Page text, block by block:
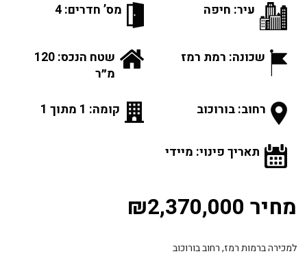
עיר: חיפה מס’ חדרים: 4
שכונה: רמת רמז
שטח הנכס: 120
מ״ר
רחוב: בורוכוב קומה: 1 מתוך 1
תאריך פינוי: מיידי
מחיר ₪2,370,000
למכירה ברמות רמז, רחוב בורוכוב